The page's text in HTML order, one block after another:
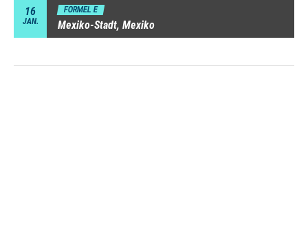
16
JAN.
FORMEL E
Mexiko-Stadt, Mexiko